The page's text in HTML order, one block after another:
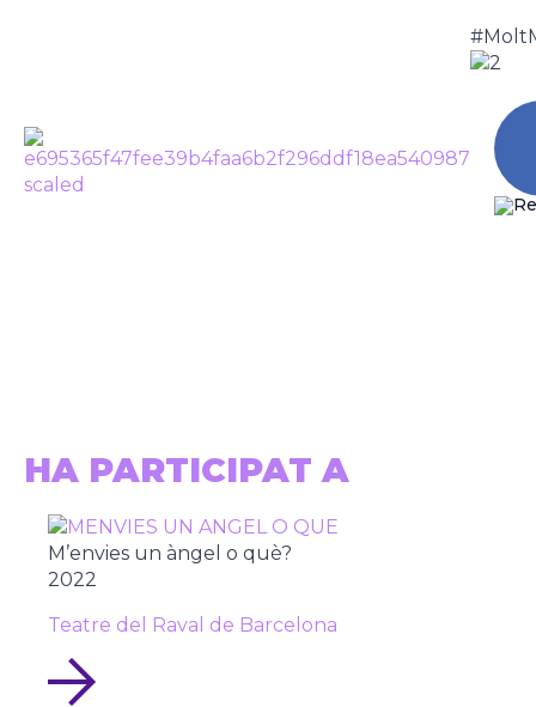
PEP SALA
Tornar
HA PARTICIPAT A
M’envies un àngel o què?
2022
Teatre del Raval de Barcelona